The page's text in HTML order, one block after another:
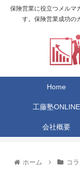
保険営業に役立つメルマ
す。保険営業成功の
Home
工藤塾ONLINE
会社概要
ホーム コ